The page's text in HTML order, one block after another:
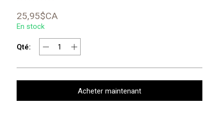
25,95$CA
En stock
Qté:
Acheter maintenant